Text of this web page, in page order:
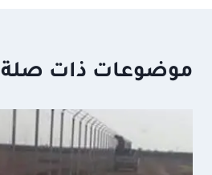
موضوعات ذات صلة